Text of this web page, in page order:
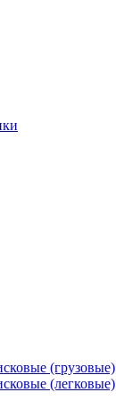
(грузовые)
(легковые)